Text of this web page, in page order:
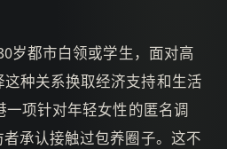
岁都市白领或学生，面对高
种关系换取经济支持和生活
一项针对年轻女性的匿名调
承认接触过包养圈子。这不